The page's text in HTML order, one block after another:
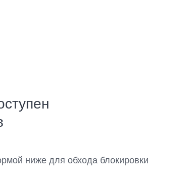
ниже для обхода блокировки